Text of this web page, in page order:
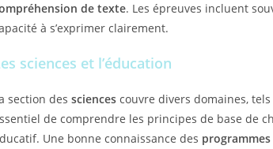
de texte. Les épreuves incluent
à s’exprimer clairement.
sciences et l’éducation
section des sciences couvre divers domaines,
de comprendre les principes de base de
Une bonne connaissance des